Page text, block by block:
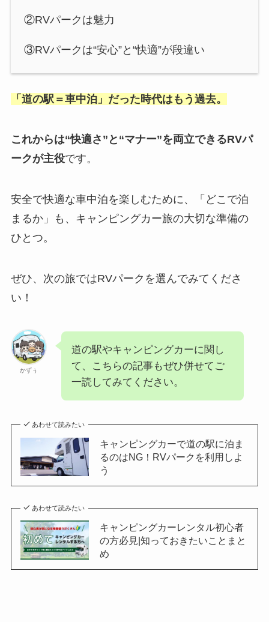
②RVパークは魅力
③RVパークは“安心”と“快適”が段違い
「道の駅＝車中泊」だった時代はもう過去。
これからは“快適さ”と“マナー”を両立できるRVパ
ークが主役です。
安全で快適な車中泊を楽しむために、「どこで泊
まるか」も、キャンピングカー旅の大切な準備の
ひとつ。
ぜひ、次の旅ではRVパークを選んでみてくださ
い！
かずぅ
道の駅やキャンピングカーに関し
て、こちらの記事もぜひ併せてご
一読してみてください。
あわせて読みたい
キャンピングカーで道の駅に泊ま
るのはNG！RVパークを利用しよ
う
あわせて読みたい
キャンピングカーレンタル初心者
の方必見|知っておきたいことまと
め